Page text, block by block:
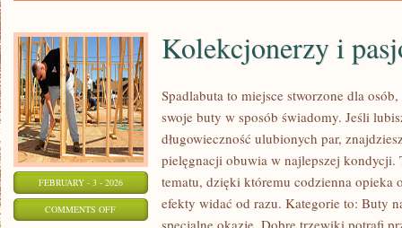
FEBRUARY - 3 - 2026
COMMENTS OFFON
Kolekcjonerzy i
Spadlabuta to miejsce stworzone dla
swoje buty w sposób świadomy. Jeśli
długowieczność ulubionych par,
pielęgnacji obuwia w najlepszej kondycji.
tematu, dzięki któremu codzienna opieka
efekty widać od razu. Kategorie to: Buty
specjalne okazje. Dobre trzewiki potrafi